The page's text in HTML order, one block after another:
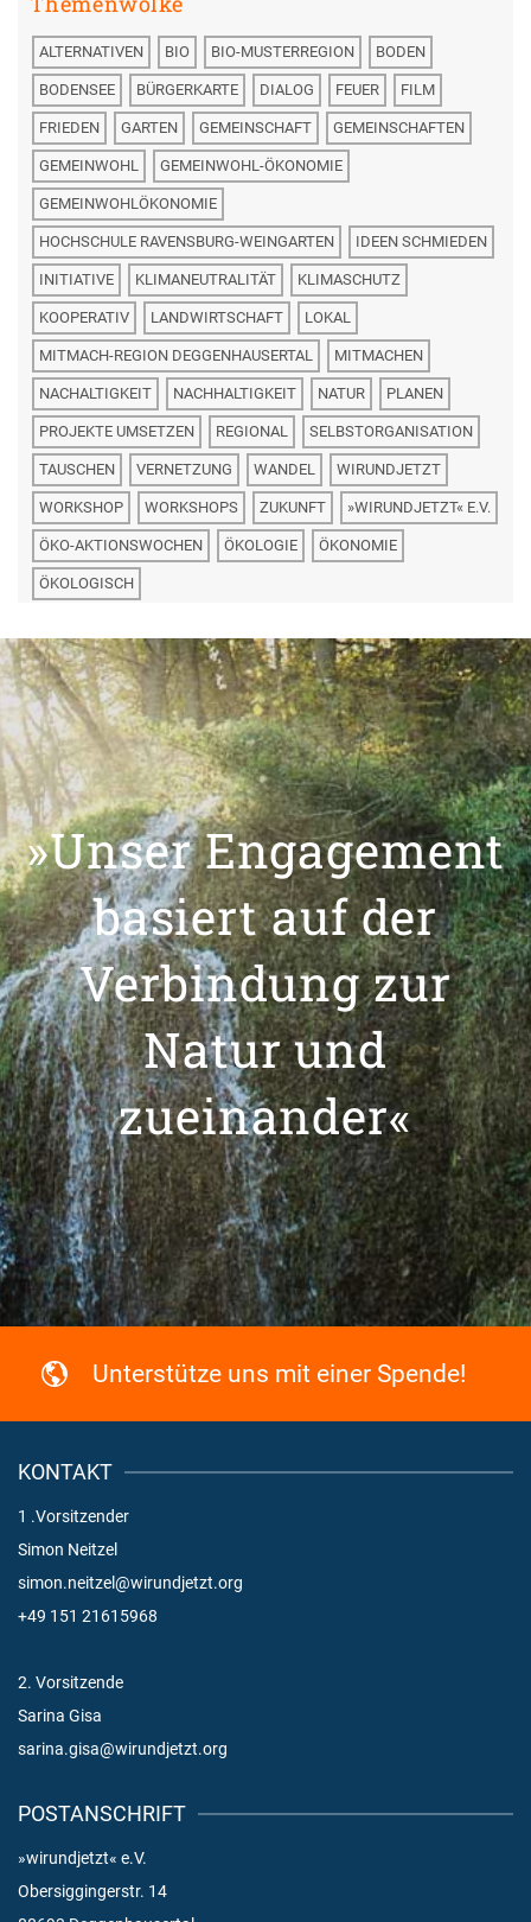
ALTERNATIVEN BIO BIO-MUSTERREGION BODEN
BODENSEE BÜRGERKARTE DIALOG FEUER FILM
FRIEDEN GARTEN GEMEINSCHAFT GEMEINSCHAFTEN
GEMEINWOHL GEMEINWOHL-ÖKONOMIE
GEMEINWOHLÖKONOMIE
HOCHSCHULE RAVENSBURG-WEINGARTEN IDEEN SCHMIEDEN
INITIATIVE KLIMANEUTRALITÄT KLIMASCHUTZ
KOOPERATIV LANDWIRTSCHAFT LOKAL
MITMACH-REGION DEGGENHAUSERTAL MITMACHEN
NACHALTIGKEIT NACHHALTIGKEIT NATUR PLANEN
PROJEKTE UMSETZEN REGIONAL SELBSTORGANISATION
TAUSCHEN VERNETZUNG WANDEL WIRUNDJETZT
WORKSHOP WORKSHOPS ZUKUNFT »WIRUNDJETZT« E.V.
ÖKO-AKTIONSWOCHEN ÖKOLOGIE ÖKONOMIE
ÖKOLOGISCH
»Unser Engagement
basiert auf der
Verbindung zur
Natur und
zueinander«
Unterstütze uns mit einer Spende!
KONTAKT
1 .Vorsitzender
Simon Neitzel
simon.neitzel@wirundjetzt.org
+49 151 21615968
2. Vorsitzende
Sarina Gisa
sarina.gisa@wirundjetzt.org
POSTANSCHRIFT
»wirundjetzt« e.V.
Obersiggingerstr. 14